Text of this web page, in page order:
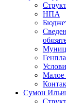
НПА
Малое
Сумон